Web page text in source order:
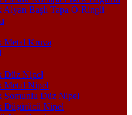
Alyan Başlı Tapa O-Ringli
Metal Kruva
Düz Nipel
Metal Nipel
Somunlu Düz Nipel
Düşürücü Nipel